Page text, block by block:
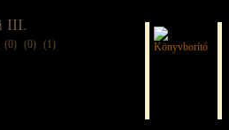
III.
(0) (0) (1)